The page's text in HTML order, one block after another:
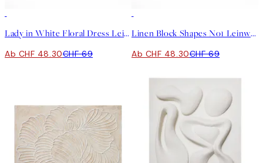
Lady in White Floral Dress Leinwand
Ab CHF 48.30CHF 69
Linen Block Shapes No1 Leinwand
Ab CHF 48.30CHF 69